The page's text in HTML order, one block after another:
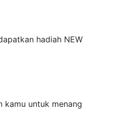
hadiah NEW
kamu untuk menang